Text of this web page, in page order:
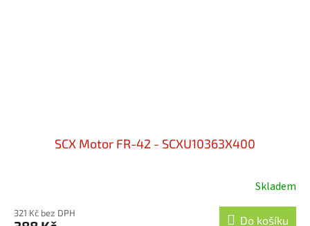
SCX Motor FR-42 - SCXU10363X400
Skladem
321 Kč bez DPH
Do košíku